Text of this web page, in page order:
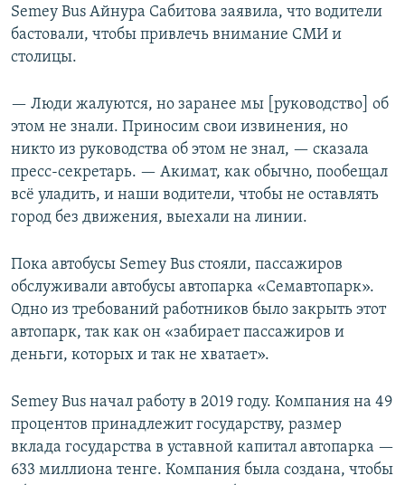
Semey Bus Айнура Сабитова заявила, что водители
бастовали, чтобы привлечь внимание СМИ и
столицы.
— Люди жалуются, но заранее мы [руководство] об
этом не знали. Приносим свои извинения, но
никто из руководства об этом не знал, — сказала
пресс-секретарь. — Акимат, как обычно, пообещал
всё уладить, и наши водители, чтобы не оставлять
город без движения, выехали на линии.
Пока автобусы Semey Bus стояли, пассажиров
обслуживали автобусы автопарка «Семавтопарк».
Одно из требований работников было закрыть этот
автопарк, так как он «забирает пассажиров и
деньги, которых и так не хватает».
Semey Bus начал работу в 2019 году. Компания на 49
процентов принадлежит государству, размер
вклада государства в уставной капитал автопарка —
633 миллиона тенге. Компания была создана, чтобы